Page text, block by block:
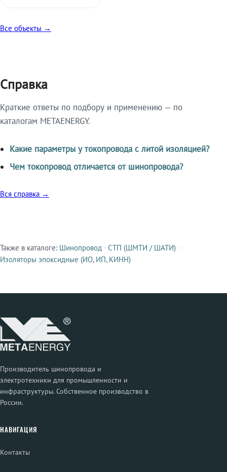
Все объекты →
Справка
Краткие ответы по подбору и применению — по
каталогам METAENERGY.
Какие параметры у токопровода с литой изоляцией?
Чем токопровод отличается от шинопровода?
Вся справка →
Смежные продукты
Также в каталоге: Шинопровод · СТП (ШМТИ / ШАТИ) ·
Изоляторы эпоксидные (ИО, ИП, КИНН)
Производитель шинопровода и
электротехники для промышленности и
инфраструктуры. Собственное производство в
России.
НАВИГАЦИЯ
Контакты